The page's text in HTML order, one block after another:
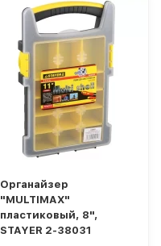
Органайзер
"MULTIMAX"
пластиковый, 8",
STAYER 2-38031